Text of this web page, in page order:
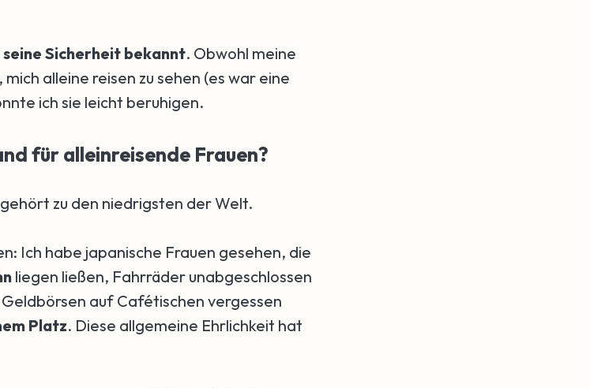
Sicherheit bekannt. Obwohl meine
alleine reisen zu sehen (es war eine
ich sie leicht beruhigen.
für alleinreisende Frauen?
zu den niedrigsten der Welt.
Ich habe japanische Frauen gesehen, die
liegen ließen, Fahrräder unabgeschlossen
auf Cafétischen vergessen
Platz. Diese allgemeine Ehrlichkeit hat